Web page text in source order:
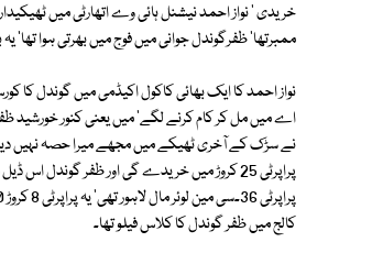
ممبرتھا' ظفرگوندل جوانی میں فوج میں بھرتی ہوا تھا'
نواز احمد کا ایک بھائی کاکول اکیڈمی میں گوندل کا
اے میں مل کر کام کرنے لگے' میں یعنی کنور خورشید
نے سڑک کے آخری ٹھیکے میں مجھے میرا حصہ نہیں دیا
پراپرٹی 25 کروڑ میں خریدے گی اور ظفر گوندل
کالج میں ظفر گوندل کا کلاس فیلو تھا۔